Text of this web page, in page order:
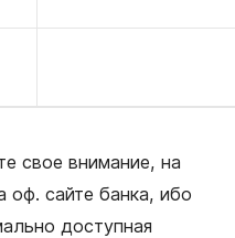
свое внимание, на
оф. сайте банка, ибо
доступная